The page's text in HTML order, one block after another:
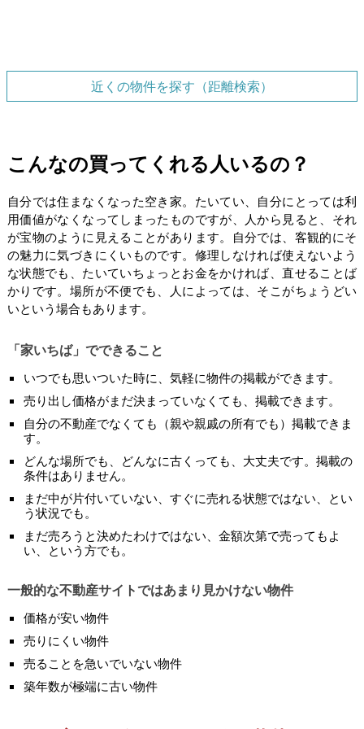
近くの物件を探す（距離検索）
こんなの買ってくれる人いるの？
自分では住まなくなった空き家。たいてい、自分にとっては利
用価値がなくなってしまったものですが、人から見ると、それ
が宝物のように見えることがあります。自分では、客観的にそ
の魅力に気づきにくいものです。修理しなければ使えないよう
な状態でも、たいていちょっとお金をかければ、直せることば
かりです。場所が不便でも、人によっては、そこがちょうどい
いという場合もあります。
「家いちば」でできること
いつでも思いついた時に、気軽に物件の掲載ができます。
売り出し価格がまだ決まっていなくても、掲載できます。
自分の不動産でなくても（親や親戚の所有でも）掲載できま
す。
どんな場所でも、どんなに古くっても、大丈夫です。掲載の
条件はありません。
まだ中が片付いていない、すぐに売れる状態ではない、とい
う状況でも。
まだ売ろうと決めたわけではない、金額次第で売ってもよ
い、という方でも。
一般的な不動産サイトではあまり見かけない物件
価格が安い物件
売りにくい物件
売ることを急いでいない物件
築年数が極端に古い物件